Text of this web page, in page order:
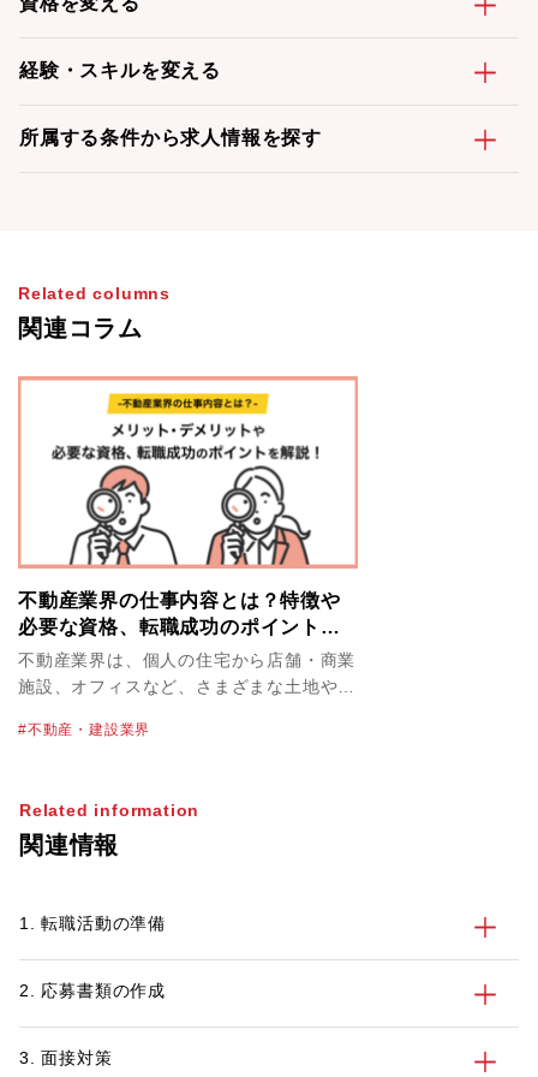
経験・スキルを変える
所属する条件から求人情報を探す
Related columns
関連コラム
不動産業界の仕事内容とは？特徴や
必要な資格、転職成功のポイントを
解説！
不動産業界は、個人の住宅から店舗・商業
施設、オフィスなど、さまざまな土地や建
単価は高く、必然的に大きな案件を扱うこ
職で不動産業界を目指すにあたって、仕事
内容や必要なスキルを正しく知っておきた
て、業界の特徴や主な仕事内容、不動産業
します。
不動産・建設業界
Related information
関連情報
1. 転職活動の準備
2. 応募書類の作成
3. 面接対策